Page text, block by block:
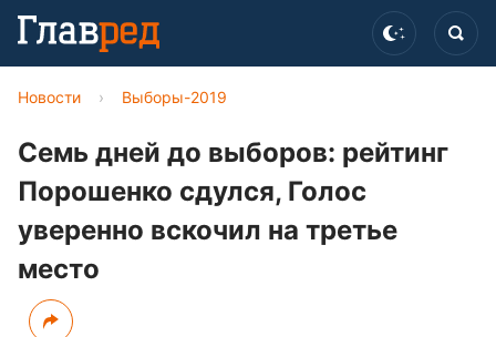
Новости › Выборы-2019
Семь дней до выборов: рейтинг
Порошенко сдулся, Голос
уверенно вскочил на третье
место